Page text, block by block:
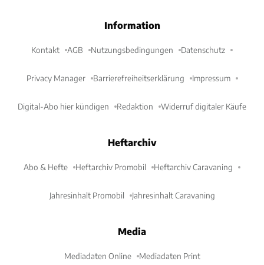
Information
Kontakt AGB Nutzungsbedingungen Datenschutz
Privacy Manager Barrierefreiheitserklärung Impressum
Digital-Abo hier kündigen Redaktion Widerruf digitaler Käufe
Heftarchiv
Abo & Hefte Heftarchiv Promobil Heftarchiv Caravaning
Jahresinhalt Promobil Jahresinhalt Caravaning
Media
Mediadaten Online Mediadaten Print